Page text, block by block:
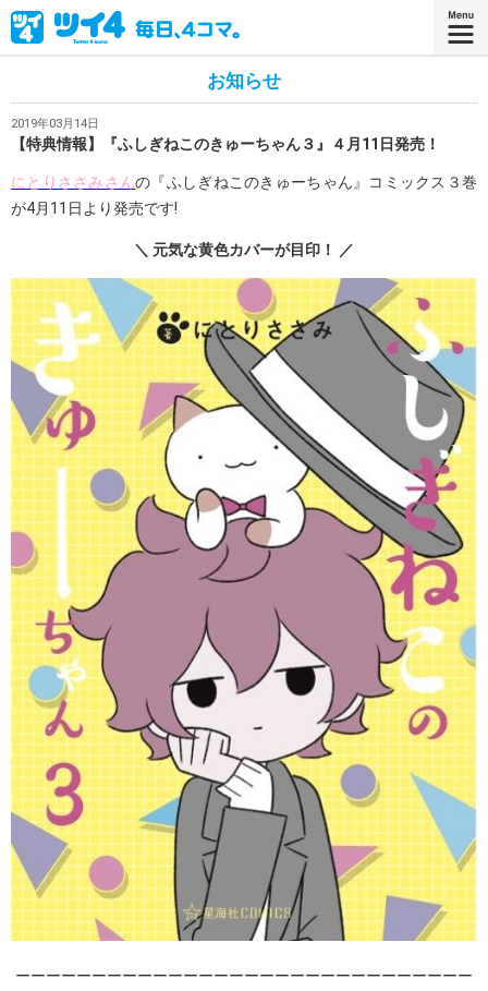
お知らせ
【特典情報】『ふしぎねこのきゅーちゃん３』４月11日発売！
2019年03月14日
にとりささみさんの『ふしぎねこのきゅーちゃん』コミックス３巻
が4月11日より発売です!
＼ 元気な黄色カバーが目印！ ／
ーーーーーーーーーーーーーーーーーーーーーーーーーーーーーー